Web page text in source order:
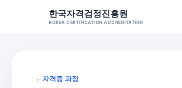
←자격증 과정
한국자격검정진흥원
KOREA CERTIFICATION ACCREDITATION